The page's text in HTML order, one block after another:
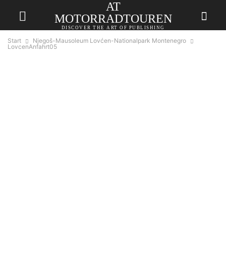
AT
MOTORRADTOUREN
DISCOVER THE ART OF PUBLISHING
Start
Njegoš-Mausoleum Lovćen-Nationalpark Montenegro
LovcenAnfahrt05